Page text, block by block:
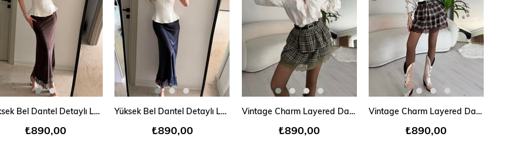
SEPETE EKLE Yüksek Bel Dantel Detaylı Lace Satin Etek
₺890,00
SEPETE EKLE Yüksek Bel Dantel Detaylı Lace Satin Etek
₺890,00
SEPETE EKLE Vintage Charm Layered Dantelli Etek
₺890,00
SEPETE EKLE Vintage Charm Layered Dantelli Etek
₺890,00